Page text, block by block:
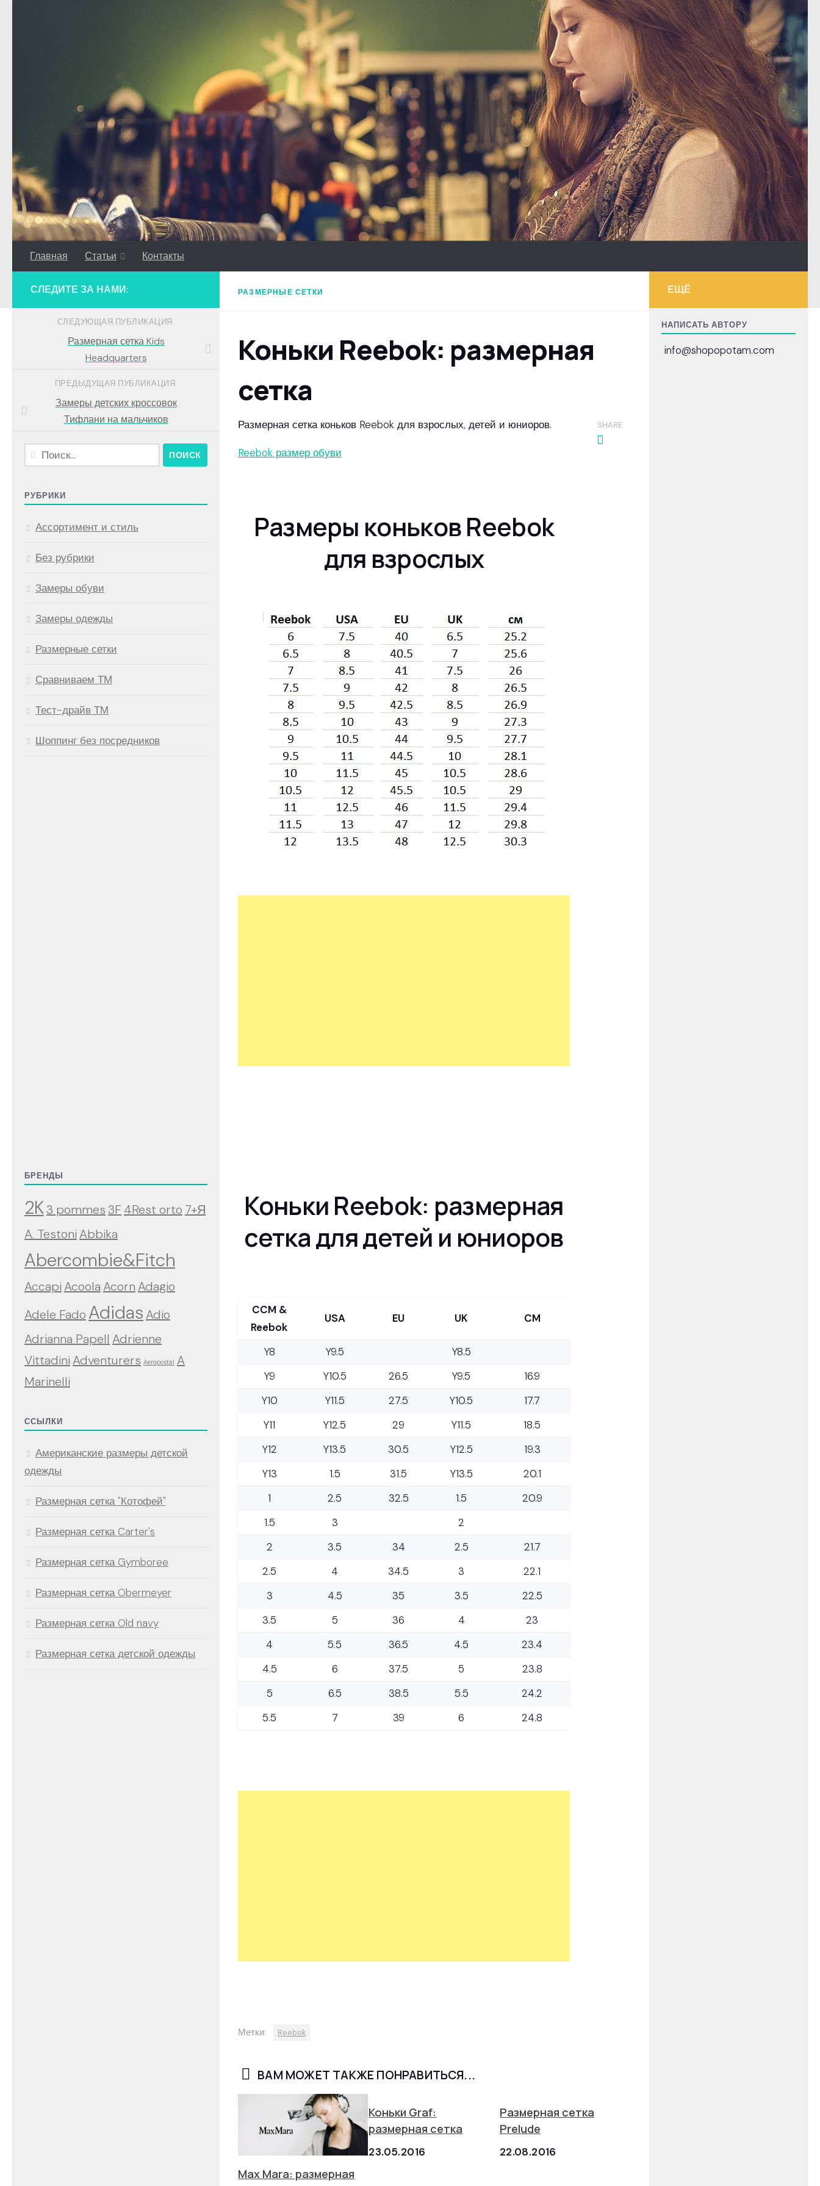
Главная Статьи Контакты
РАЗМЕРНЫЕ СЕТКИ
Коньки Reebok: размерная
сетка
Размерная сетка коньков Reebok для взрослых, детей и юниоров.
Reebok размер обуви
Размеры коньков Reebok
для взрослых
Коньки Reebok: размерная
сетка для детей и юниоров
CCM &
Reebok
USA EU UK CM
Y8 Y9.5
Y8.5
Y9
Y10.5 26.5 Y9.5
16.9
Y10
Y11.5 27.5 Y10.5
17.7
Y11
Y12.5 29 Y11.5
18.5
Y12
Y13.5 30.5 Y12.5
19.3
Y13
1.5 31.5 Y13.5
20.1
1
2.5 32.5 1.5
20.9
1.5
3
2
2
3.5 34 2.5
21.7
2.5
4 34.5 3
22.1
3
4.5 35 3.5
22.5
3.5
5 36 4
23
4
5.5 36.5 4.5
23.4
4.5
6 37.5 5
23.8
5
6.5 38.5 5.5
24.2
5.5
7 39 6 24.8
SHARE
Метки: Reebok
ВАМ МОЖЕТ ТАКЖЕ ПОНРАВИТЬСЯ...
Max Mara: размерная
Коньки Graf:
размерная сетка
23.05.2016
Размерная сетка
Prelude
22.08.2016
СЛЕДИТЕ ЗА НАМИ:
СЛЕДУЮЩАЯ ПУБЛИКАЦИЯ
Размерная сетка Kids
Headquarters
ПРЕДЫДУЩАЯ ПУБЛИКАЦИЯ
Замеры детских кроссовок
Тифлани на мальчиков
Найти:
РУБРИКИ
Ассортимент и стиль
Без рубрики
Замеры обуви
Замеры одежды
Размерные сетки
Сравниваем ТМ
Тест-драйв ТМ
Шоппинг без посредников
БРЕНДЫ
2K3 pommes3F 4Rest orto 7+Я
A. Testoni Abbika
Abercombie&Fitch
Accapi Acoola Acorn Adagio
Adele Fado Adidas Adio
Adrianna Papell Adrienne
Vittadini Adventurers Aeropostal A
Marinelli
ССЫЛКИ
Американские размеры детской
одежды
Размерная сетка "Котофей"
Размерная сетка Carter's
Размерная сетка Gymboree
Размерная сетка Obermeyer
Размерная сетка Old navy
Размерная сетка детской одежды
ЕЩЁ
НАПИСАТЬ АВТОРУ
info@shopopotam.com